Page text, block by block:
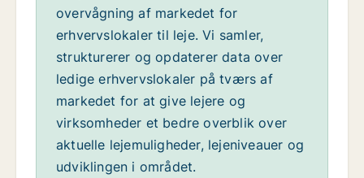
overvågning af markedet for
erhvervslokaler til leje. Vi samler,
strukturerer og opdaterer data over
ledige erhvervslokaler på tværs af
markedet for at give lejere og
virksomheder et bedre overblik over
aktuelle lejemuligheder, lejeniveauer og
udviklingen i området.